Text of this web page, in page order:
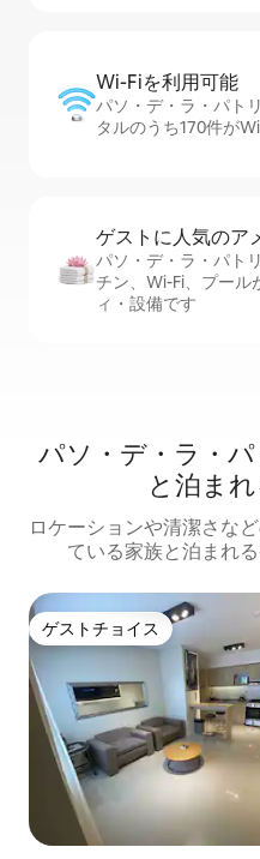
Wi-Fiを利⁠用⁠可⁠能
パソ・デ・ラ・パト
タルのうち170件が
ゲストに人⁠気⁠のア⁠
パソ・デ・ラ・パト
チン、Wi-Fi、プール
ィ・設備です
パソ・デ・ラ・
と泊ま
ロケーションや清潔さな
ている家族と泊まれ
ゲストチョイス
ゲストチョイス